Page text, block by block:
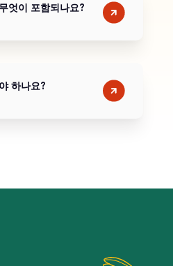
엇이 포함되나요?
하나요?